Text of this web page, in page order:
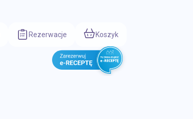
Rezerwacje Koszyk
Układ mięśniowy i kostny Układ pokarmowy